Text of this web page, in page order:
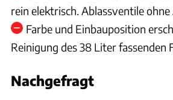
rein elektrisch. Ablassventile
Farbe und Einbauposition
Reinigung des 38 Liter fassenden
Nachgefragt